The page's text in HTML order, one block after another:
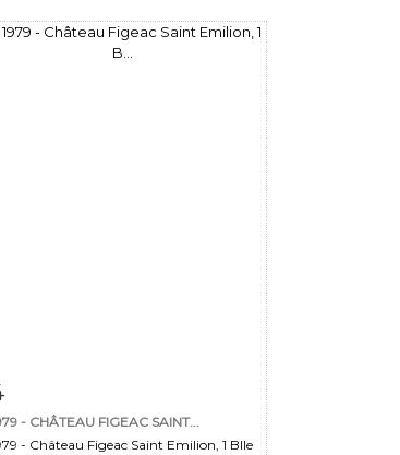
- CHÂTEAU FIGEAC SAINT...
- Château Figeac Saint Emilion, 1 Blle